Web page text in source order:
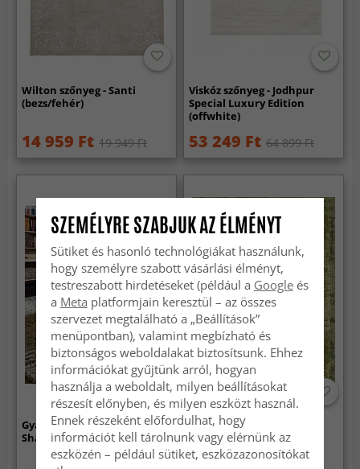
Wilton szőnyeg - Santi
(bezs/fehér)
14 959 Ft 19 949 Ft
Viskóz szőnyeg - Jodhpur
Special Luxury Edition
(offwhite)
53 249 Ft 64 899 Ft
Gyapjúszőnyeg - Aliste Wool
Shaggy (alabaster gleam)
Wilton szőnyeg - Denizli
(zöld)
SZEMÉLYRE SZABJUK AZ ÉLMÉNYT
Sütiket és hasonló technológiákat használunk,
hogy személyre szabott vásárlási élményt,
testreszabott hirdetéseket (például a Googleés
a Meta platformjain keresztül – az összes
szervezet megtalálható a „Beállítások”
menüpontban), valamint megbízható és
biztonságos weboldalakat biztosítsunk. Ehhez
információkat gyűjtünk arról, hogyan
használja a weboldalt, milyen beállításokat
részesít előnyben, és milyen eszközt használ.
Ennek részeként előfordulhat, hogy
információt kell tárolnunk vagy elérnünk az
eszközén – például sütiket, eszközazonosítókat